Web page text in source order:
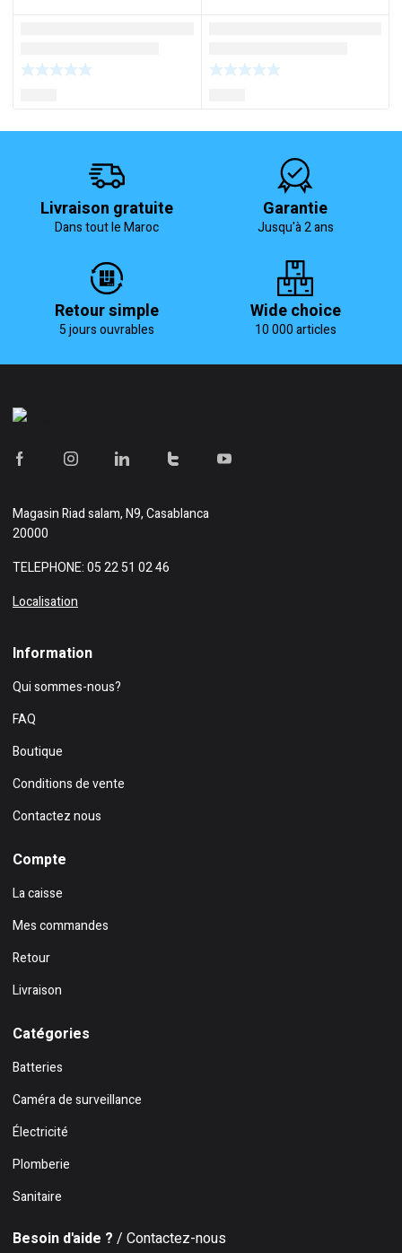
Livraison gratuite
Dans tout le Maroc
Garantie
Jusqu'à 2 ans
Retour simple
5 jours ouvrables
Wide choice
10 000 articles
MagasinRiad salam, N9, Casablanca
20000
TELEPHONE: 05 22 51 02 46
Localisation
Information
Qui sommes-nous?
FAQ
Boutique
Conditions de vente
Contactez nous
Compte
La caisse
Mes commandes
Retour
Livraison
Catégories
Batteries
Caméra de surveillance
Électricité
Plomberie
Sanitaire
Besoin d'aide ? / Contactez-nous